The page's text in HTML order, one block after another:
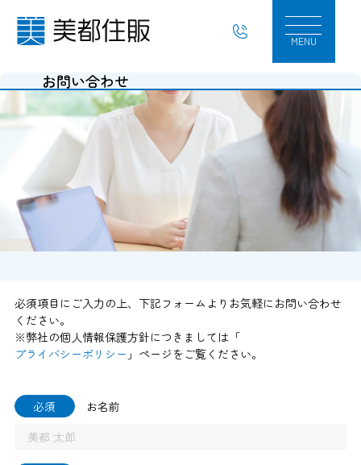
美都住販へのお問い合わせ｜美都住販
MENU
お問い合わせ
必須項目にご入力の上、下記フォームよりお気軽にお問い合わせ
ください。
※弊社の個人情報保護方針につきましては「
プライバシーポリシー 」ページをご覧ください。
必須 お名前